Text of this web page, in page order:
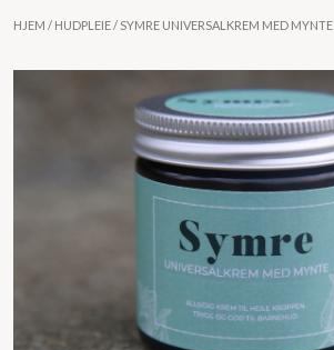
HJEM / HUDPLEIE/ SYMRE UNIVERSALKREM MED MYNTE